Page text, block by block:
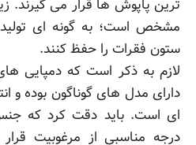
ترین پاپوش ها قرار می گیرند.
مشخص است؛ به گونه ای
ستون فقرات را حفظ کنند.
لازم به ذکر است که دمپایی
دارای مدل های گوناگون بوده و
ای است. باید دقت کرد که
درجه مناسبی از مرغوبیت